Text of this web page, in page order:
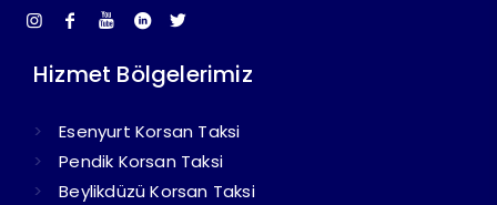
Hizmet Bölgelerimiz
Esenyurt Korsan Taksi
Pendik Korsan Taksi
Beylikdüzü Korsan Taksi